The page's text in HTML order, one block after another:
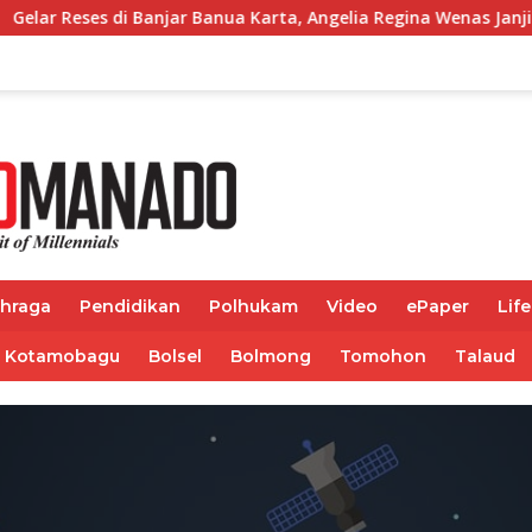
di Banjar Banua Karta, Angelia Regina Wenas Janji
Pendidikan Polhukam Video ePaper
Kotamobagu Bolsel Bolmong Tomohon Talaud